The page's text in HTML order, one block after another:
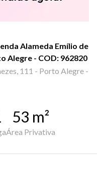
Alameda Emílio de
Alegre - COD: 962820
111 - Porto Alegre -
53 m²
Área Privativa